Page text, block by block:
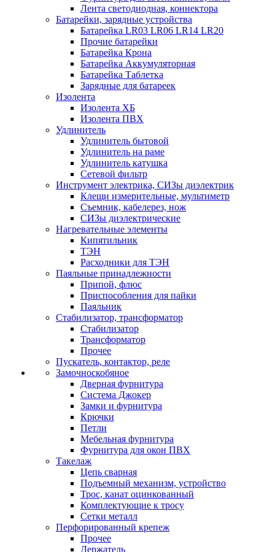
Лента светодиодная, коннектора
Батарейки, зарядные устройства
Батарейка LR03 LR06 LR14 LR20
Прочие батарейки
Батарейка Крона
Батарейка Аккумуляторная
Батарейка Таблетка
Зарядные для батареек
Изолента
Изолента ХБ
Изолента ПВХ
Удлинитель
Удлинитель бытовой
Удлинитель на раме
Удлинитель катушка
Сетевой фильтр
Инструмент электрика, СИЗы диэлектрик
Клещи измерительные, мультиметр
Съемник, кабелерез, нож
СИЗы диэлектрические
Нагревательные элементы
Кипятильник
ТЭН
Расходники для ТЭН
Паяльные принадлежности
Припой, флюс
Приспособления для пайки
Паяльник
Стабилизатор, трансформатор
Стабилизатор
Трансформатор
Прочее
Пускатель, контактор, реле
Замочноскобяное
Дверная фурнитура
Система Джокер
Замки и фурнитура
Крючки
Петли
Мебельная фурнитура
Фурнитура для окон ПВХ
Такелаж
Цепь сварная
Подъемный механизм, устройство
Трос, канат оцинкованный
Комплектующие к тросу
Сетки металл
Перфорированный крепеж
Прочее
Держатель